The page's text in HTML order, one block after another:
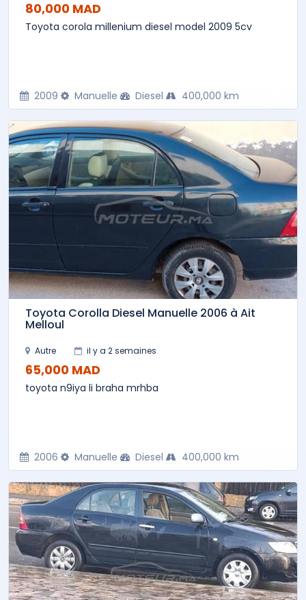
80,000 MAD
Toyota corola millenium diesel model 2009 5cv
2009 Manuelle Diesel 400,000 km
Toyota Corolla Diesel Manuelle 2006 à Ait
Melloul
Autre il y a 2 semaines
65,000 MAD
toyota n9iya li braha mrhba
2006 Manuelle Diesel 400,000 km